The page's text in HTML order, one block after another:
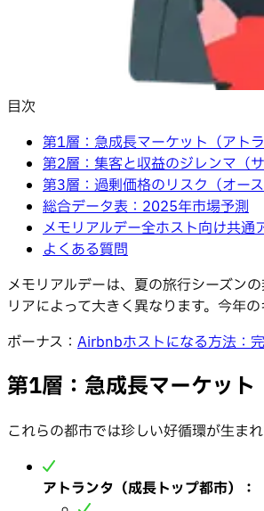
目次
第1層：急成長マーケット（アト
第2層：集客と収益のジレンマ（
第3層：過剰価格のリスク（オー
総合データ表：2025年市場予測
メモリアルデー全ホスト向け共通
よくある質問
メモリアルデーは、夏の旅行シーズン
リアによって大きく異なります。今年
ボーナス： Airbnbホストになる方法：
第1層：急成長マーケット
これらの都市では珍しい好循環が生ま
アトランタ（成長トップ都市）：